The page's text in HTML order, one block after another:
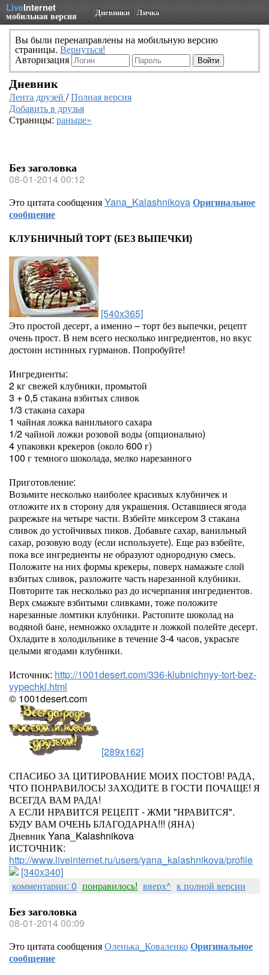
LiveInternet
мобильная версия Дневники Личка
Вы были перенаправлены на мобильную версию
страницы. Вернуться!
Авторизация
Дневник
Лента друзей /Полная версия
Добавить в друзья
Страницы: раньше»
Без заголовка
08-01-2014 00:12
Это цитата сообщенияYana_KalashnikovaОригинальное
сообщение
КЛУБНИЧНЫЙ ТОРТ (БЕЗ ВЫПЕЧКИ)
[540x365]
Это простой десерт, а именно – торт без выпечки, рецепт
очень прост. В нем всего несколько ингредиентов, но вкус
достоин истинных гурманов. Попробуйте!
Ингредиенты:
2 кг свежей клубники, промытой
3 + 0,5 стакана взбитых сливок
1/3 стакана сахара
1 чайная ложка ванильного сахара
1/2 чайной ложки розовой воды (опционально)
4 упаковки крекеров (около 600 г)
100 г темного шоколада, мелко нарезанного
Приготовление:
Возьмите несколько наиболее красивых клубничек и
отложите их в сторону для украшения. Оставшиеся ягода
разрежьте на четыре части. Взбейте миксером 3 стакана
сливок до устойчивых пиков. Добавьте сахар, ванильный
сахар, розовую воду (если используете). Еще раз взбейте,
пока все ингредиенты не образуют однородную смесь.
Положите на них формы крекеры, поверх намажьте слой
взбитых сливок, разложите часть нарезанной клубники.
Повторите так несколько раз до исчерпания ингредиентов.
Верх смажьте взбитыми сливками, тоже положите
нарезанные ломтики клубники. Растопите шоколад на
водяной бане, немножко охладите и ложкой полейте десерт.
Охладите в холодильнике в течение 3-4 часов, украсьте
целыми ягодами клубники.
Источник: http://1001desert.com/336-klubnichnyy-tort-bez-
vypechki.html
© 1001desert.com
[289x162]
СПАСИБО ЗА ЦИТИРОВАНИЕ МОИХ ПОСТОВ! РАДА,
ЧТО ПОНРАВИЛОСЬ! ЗАХОДИТЕ В ГОСТИ ПОЧАЩЕ! Я
ВСЕГДА ВАМ РАДА!
А ЕСЛИ НРАВИТСЯ РЕЦЕПТ - ЖМИ "НРАВИТСЯ".
БУДУ ВАМ ОЧЕНЬ БЛАГОДАРНА!!! (ЯНА)
Дневник Yana_Kalashnikova
ИСТОЧНИК:
http://www.liveinternet.ru/users/yana_kalashnikova/profile
[340x340]
комментарии: 0 понравилось! вверх^ к полной версии
Без заголовка
08-01-2014 00:09
Это цитата сообщенияОленька_КоваленкоОригинальное
сообщение